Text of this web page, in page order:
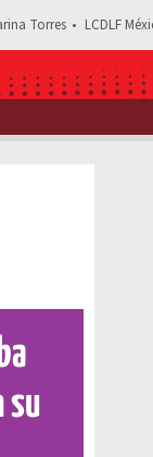
Torres LCDLF
esta noticia
su